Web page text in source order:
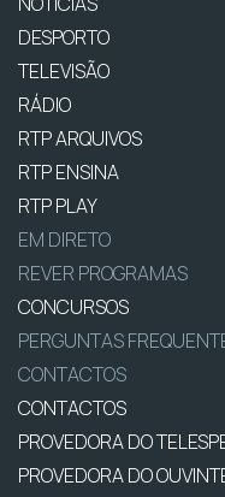
DESPORTO
TELEVISÃO
RÁDIO
RTP ARQUIVOS
RTP ENSINA
RTP PLAY
EM DIRETO
REVER PROGRAMAS
CONCURSOS
PERGUNTAS
CONTACTOS
CONTACTOS
PROVEDORA DO
PROVEDORA DO